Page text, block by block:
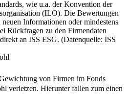
wie u.a. der Konvention der
(ILO). Die Bewertungen
Informationen oder mindestens
Rückfragen zu den Firmendaten
an ISS ESG. (Datenquelle: ISS
von Firmen im Fonds
verletzen. Hierunter fallen zum einen